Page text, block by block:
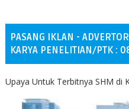
PASANG IKLAN -
KARYA PENELITIAN/PTK :
Upaya Untuk Terbitnya SHM di